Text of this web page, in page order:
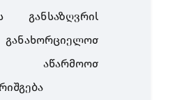
განსაზღვრის
აწარმოოთ